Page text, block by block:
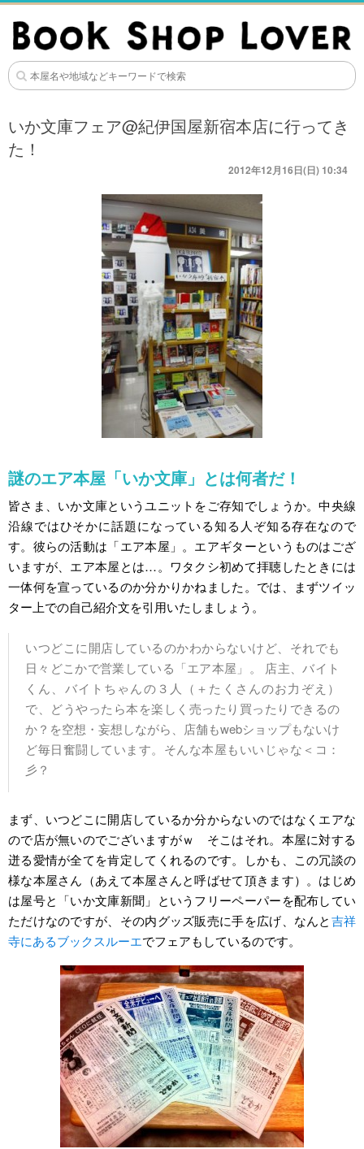
いか文庫フェア@紀伊国屋新宿本店に行ってき
た！
2012年12月16日(日) 10:34
謎のエア本屋「いか文庫」とは何者だ！
皆さま、いか文庫というユニットをご存知でしょうか。中央線
沿線ではひそかに話題になっている知る人ぞ知る存在なので
す。彼らの活動は「エア本屋」。エアギターというものはござ
いますが、エア本屋とは…。ワタクシ初めて拝聴したときには
一体何を宣っているのか分かりかねました。では、まずツイッ
ター上での自己紹介文を引用いたしましょう。
いつどこに開店しているのかわからないけど、それでも
日々どこかで営業している「エア本屋」。 店主、バイト
くん、バイトちゃんの３人（＋たくさんのお力ぞえ）
で、どうやったら本を楽しく売ったり買ったりできるの
か？を空想・妄想しながら、店舗もwebショップもないけ
ど毎日奮闘しています。そんな本屋もいいじゃな＜コ：
彡？
まず、いつどこに開店しているか分からないのではなくエアな
ので店が無いのでございますがｗ そこはそれ。本屋に対する
迸る愛情が全てを肯定してくれるのです。しかも、この冗談の
様な本屋さん（あえて本屋さんと呼ばせて頂きます）。はじめ
は屋号と「いか文庫新聞」というフリーペーパーを配布してい
ただけなのですが、その内グッズ販売に手を広げ、なんと吉祥
寺にあるブックスルーエでフェアもしているのです。